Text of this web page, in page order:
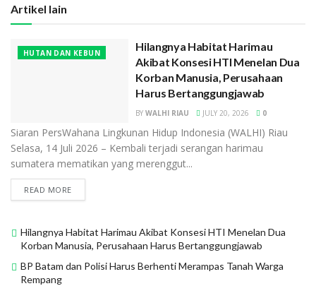
Artikel lain
HUTAN DAN KEBUN
Hilangnya Habitat Harimau
Akibat Konsesi HTI Menelan Dua
Korban Manusia, Perusahaan
Harus Bertanggungjawab
BY WALHI RIAU JULY 20, 2026 0
Siaran PersWahana Lingkunan Hidup Indonesia (WALHI) Riau
Selasa, 14 Juli 2026 – Kembali terjadi serangan harimau
sumatera mematikan yang merenggut...
READ MORE
Hilangnya Habitat Harimau Akibat Konsesi HTI Menelan Dua
Korban Manusia, Perusahaan Harus Bertanggungjawab
BP Batam dan Polisi Harus Berhenti Merampas Tanah Warga
Rempang